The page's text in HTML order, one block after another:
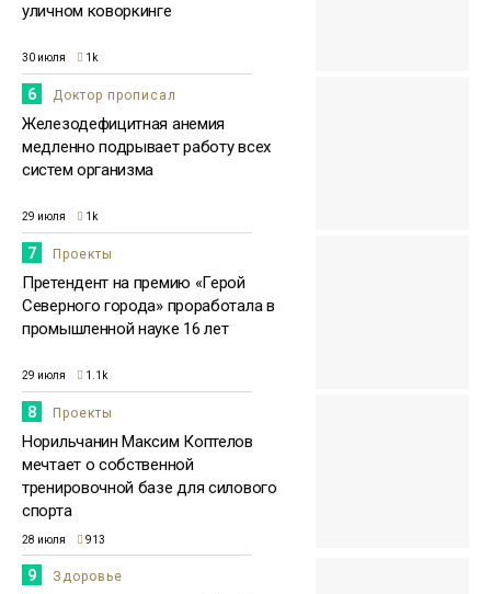
уличном коворкинге
30 июля 1k
6 Доктор прописал
Железодефицитная анемия
медленно подрывает работу всех
систем организма
29 июля 1k
7 Проекты
Претендент на премию «Герой
Северного города» проработала в
промышленной науке 16 лет
29 июля 1.1k
8 Проекты
Норильчанин Максим Коптелов
мечтает о собственной
тренировочной базе для силового
спорта
28 июля 913
9 Здоровье